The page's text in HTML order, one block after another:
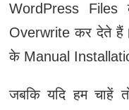
WordPress
Overwrite कर देते
के Manual
जबकि यदि हम चाहें